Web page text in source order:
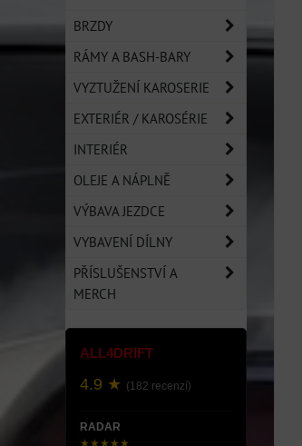
BRZDY
RÁMY A BASH-BARY
VYZTUŽENÍ KAROSERIE
EXTERIÉR / KAROSÉRIE
INTERIÉR
OLEJE A NÁPLNĚ
VÝBAVA JEZDCE
VYBAVENÍ DÍLNY
PŘÍSLUŠENSTVÍ A
MERCH
ALL4DRIFT
4.9 ★ (182 recenzí)
RADAR
★★★★★